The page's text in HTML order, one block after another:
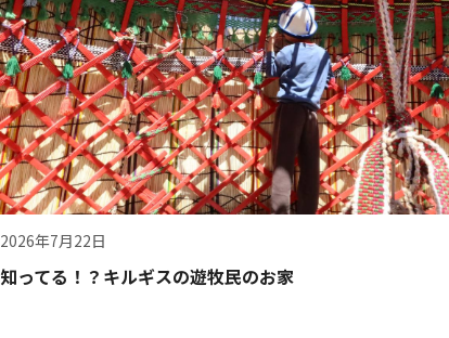
2026年7月22日
知ってる！？キルギスの遊牧民のお家